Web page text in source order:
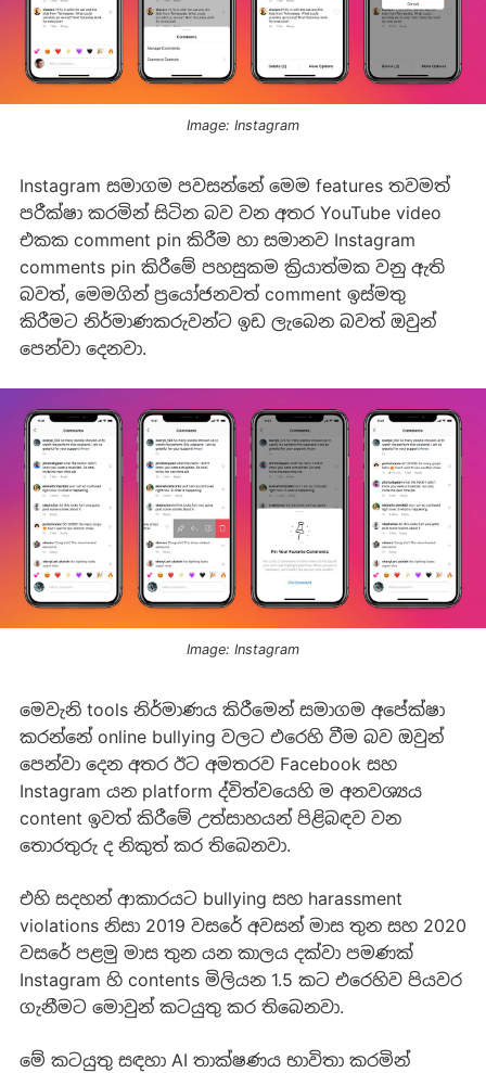
Image: Instagram
Instagram සමාගම පවසන්නේ මෙම features තවමත්
පරීක්ෂා කරමින් සිටින බව වන අතර YouTube video
එකක comment pin කිරීම හා සමානව Instagram
comments pin කිරීමේ පහසුකම ක්‍රියාත්මක වනු ඇති
බවත්, මෙමගින් ප්‍රයෝජනවත් comment ඉස්මතු
කිරීමට නිර්මාණකරුවන්ට ඉඩ ‍ලැබෙන බවත් ඔවුන්
පෙන්වා දෙනවා.
Image: Instagram
මෙවැනි tools නිර්මාණය කිරීමෙන් සමාගම අපේක්ෂා
කරන්නේ online bullying වලට එරෙහි වීම බව ඔවුන්
පෙන්වා දෙන අතර ඊට අමතරව Facebook සහ
Instagram යන platform ද්විත්වයෙහි ම අනවශ්‍යය
content ඉවත් කිරීමේ උත්සාහයන් පිළිබඳව වන
තොරතුරු ද නිකුත් කර තිබෙනවා.
එහි සදහන් ආකාරයට bullying සහ harassment
violations නිසා 2019 වසරේ අවසන් මාස තුන සහ 2020
වසරේ පළමු මාස තුන යන කාලය දක්වා පමණක්
Instagram හි contents මිලියන 1.5 කට එරෙහිව පියවර
ගැනීමට මොවුන් කටයුතු කර තිබෙනවා.
මේ කටයුතු සඳහා AI තාක්ෂණය භාවිතා කරමින්